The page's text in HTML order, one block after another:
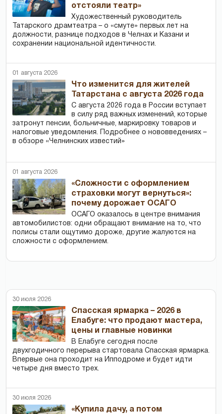
отстояли театр»
Художественный руководитель
Татарского драмтеатра – о «смуте» первых лет на
должности, разнице подходов в Челнах и Казани и
сохранении национальной идентичности.
01 августа 2026
Что изменится для жителей
Татарстана с августа 2026 года
С августа 2026 года в России вступает
в силу ряд важных изменений, которые
затронут пенсии, больничные, маркировку товаров и
налоговые уведомления. Подробнее о нововведениях –
в обзоре «Челнинских известий»
01 августа 2026
«Сложности с оформлением
страховки могут вернуться»:
почему дорожает ОСАГО
ОСАГО оказалось в центре внимания
автомобилистов: одни обращают внимание на то, что
полисы стали ощутимо дороже, другие жалуются на
сложности с оформлением.
30 июля 2026
Спасская ярмарка – 2026 в
Елабуге: что продают мастера,
цены и главные новинки
В Елабуге сегодня после
двухгодичного перерыва стартовала Спасская ярмарка.
Впервые она проходит на Ипподроме и будет идти
четыре дня вместо трех.
30 июля 2026
«Купила дачу, а потом